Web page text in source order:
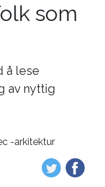
som
å lese
av nyttig
-arkitektur